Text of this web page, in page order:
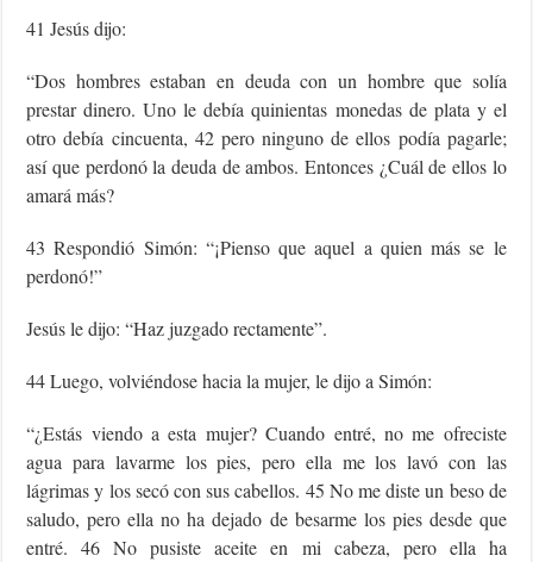
41 Jesús dijo:
“Dos hombres estaban en deuda con un hombre que solía
prestar dinero. Uno le debía quinientas monedas de plata y el
otro debía cincuenta, 42 pero ninguno de ellos podía pagarle;
así que perdonó la deuda de ambos. Entonces ¿Cuál de ellos lo
amará más?
43 Respondió Simón: “¡Pienso que aquel a quien más se le
perdonó!”
Jesús le dijo: “Haz juzgado rectamente”.
44 Luego, volviéndose hacia la mujer, le dijo a Simón:
“¿Estás viendo a esta mujer? Cuando entré, no me ofreciste
agua para lavarme los pies, pero ella me los lavó con las
lágrimas y los secó con sus cabellos. 45 No me diste un beso de
saludo, pero ella no ha dejado de besarme los pies desde que
entré. 46 No pusiste aceite en mi cabeza, pero ella ha